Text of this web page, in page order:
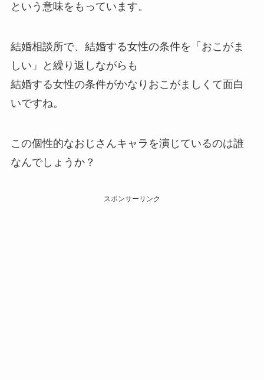
という意味をもっています。
結婚相談所で、結婚する女性の条件を「おこがま
しい」と繰り返しながらも
結婚する女性の条件がかなりおこがましくて面白
いですね。
この個性的なおじさんキャラを演じているのは誰
なんでしょうか？
スポンサーリンク